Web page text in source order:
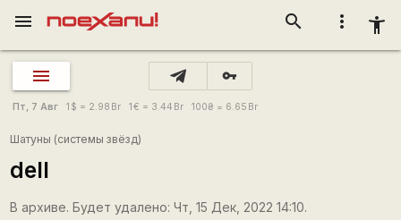
more_vert accessibility_new
search
menu
vpn_key
Пт, 7 Авг 1 $ = 2.98 Br 1€ = 3.44 Br 100₴ = 6.65 Br
Шатуны (системы звёзд)
dell
В архиве. Будет удалено: Чт, 15 Дек, 2022 14:10.